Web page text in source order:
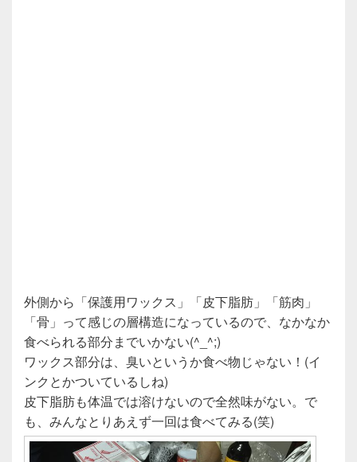
外側から「保護用ワックス」「皮下脂肪」「筋肉」
「骨」って感じの層構造になっているので、なかなか
食べられる部分までいかない(^_^;)
ワックス部分は、臭いというか食べ物じゃない！(イ
ンクとかついているしね)
皮下脂肪も体温では溶けないので全然味がない。で
も、みんなとりあえず一回は食べてみる(笑)